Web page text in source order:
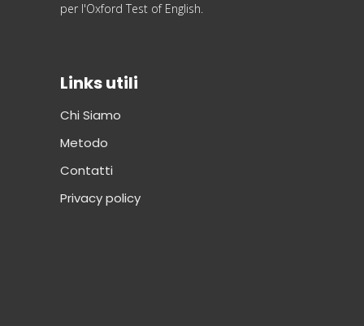
per l'Oxford Test of English.
Links utili
Chi Siamo
Metodo
Contatti
Privacy policy